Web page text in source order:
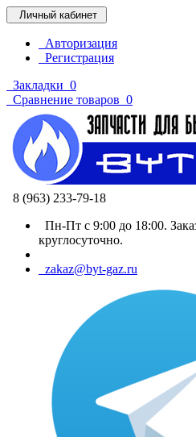
Личный кабинет
Авторизация
Регистрация
Закладки 0
Сравнение товаров 0
8 (963) 233-79-18
Пн-Пт с 9:00 до 18:00.
круглосуточно.
zakaz@byt-gaz.ru